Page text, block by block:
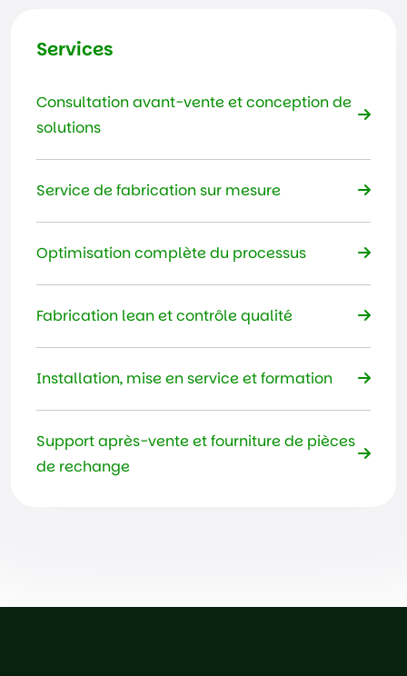
Services
Consultation avant-vente et conception de
solutions
Service de fabrication sur mesure
Optimisation complète du processus
Fabrication lean et contrôle qualité
Installation, mise en service et formation
Support après-vente et fourniture de pièces
de rechange